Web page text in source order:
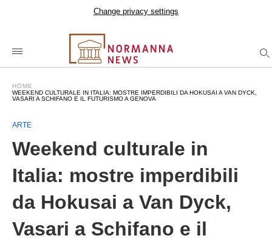
Change privacy settings
HOME
WEEKEND CULTURALE IN ITALIA: MOSTRE IMPERDIBILI DA HOKUSAI A VAN DYCK,
VASARI A SCHIFANO E IL FUTURISMO A GENOVA
ARTE
Weekend culturale in
Italia: mostre imperdibili
da Hokusai a Van Dyck,
Vasari a Schifano e il